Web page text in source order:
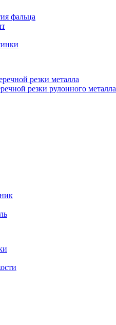
фальца
резки металла
резки рулонного металла